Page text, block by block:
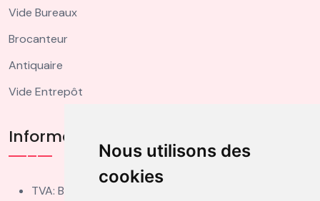
Nous utilisons des
cookies
Vide Bureaux
Brocanteur
Antiquaire
Vide Entrepôt
Informations Légales
TVA: BE0459006473